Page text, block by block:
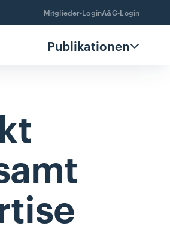
Mitglieder-LoginA&G-Login
Publikationen